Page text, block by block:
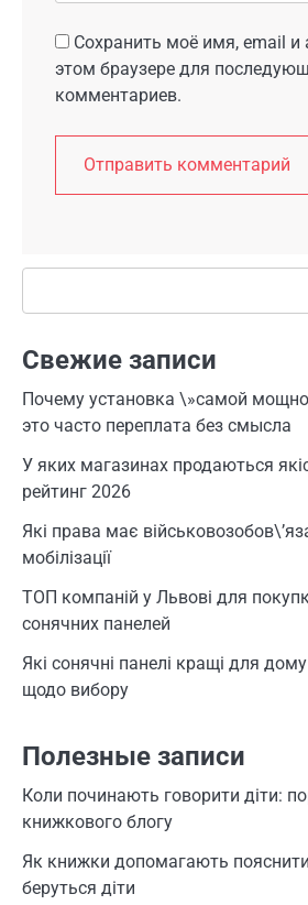
Сохранить моё имя, email и
этом браузере для
комментариев.
Свежие записи
Почему установка \»самой
это часто переплата без смысла
У яких магазинах продаються
рейтинг 2026
Які права має
мобілізації
ТОП компаній у Львові для
сонячних панелей
Які сонячні панелі кращі для
щодо вибору
Полезные записи
Коли починають говорити діти:
книжкового блогу
Як книжки допомагають пояснити
беруться діти